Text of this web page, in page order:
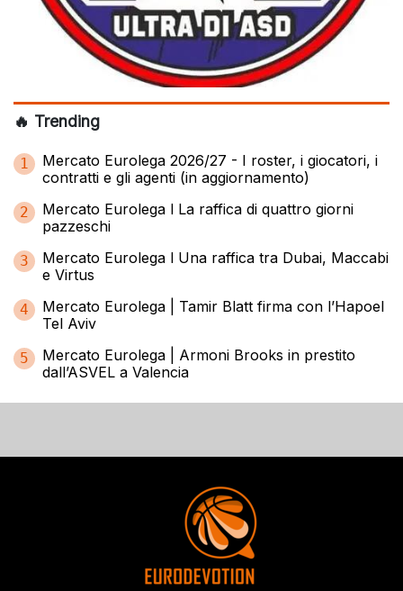
🔥 Trending
1
Mercato Eurolega 2026/27 - I roster, i giocatori, i
contratti e gli agenti (in aggiornamento)
2
Mercato Eurolega l La raffica di quattro giorni
pazzeschi
3
Mercato Eurolega l Una raffica tra Dubai, Maccabi
e Virtus
4
Mercato Eurolega | Tamir Blatt firma con l’Hapoel
Tel Aviv
5
Mercato Eurolega | Armoni Brooks in prestito
dall’ASVEL a Valencia